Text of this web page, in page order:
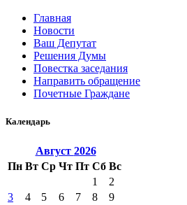
Главная
Новости
Ваш Депутат
Решения Думы
Повестка заседания
Направить обращение
Почетные Граждане
Календарь
Август 2026
Пн Вт Ср Чт Пт Сб Вс
1
2
3
4 5 6 7 8
9